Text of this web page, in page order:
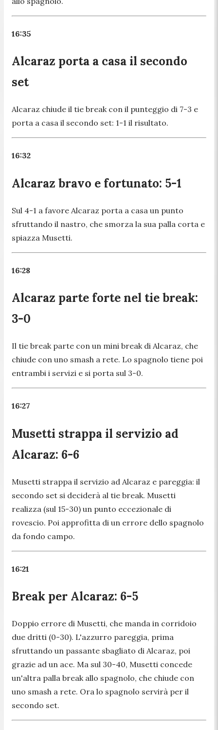
16:35
Alcaraz porta a casa il secondo
set
Alcaraz chiude il tie break con il punteggio di 7-3 e
porta a casa il secondo set: 1-1 il risultato.
16:32
Alcaraz bravo e fortunato: 5-1
Sul 4-1 a favore Alcaraz porta a casa un punto
sfruttando il nastro, che smorza la sua palla corta e
spiazza Musetti.
16:28
Alcaraz parte forte nel tie break:
3-0
Il tie break parte con un mini break di Alcaraz, che
chiude con uno smash a rete. Lo spagnolo tiene poi
entrambi i servizi e si porta sul 3-0.
16:27
Musetti strappa il servizio ad
Alcaraz: 6-6
Musetti strappa il servizio ad Alcaraz e pareggia: il
secondo set si deciderà al tie break. Musetti
realizza (sul 15-30) un punto eccezionale di
rovescio. Poi approfitta di un errore dello spagnolo
da fondo campo.
16:21
Break per Alcaraz: 6-5
Doppio errore di Musetti, che manda in corridoio
due dritti (0-30). L'azzurro pareggia, prima
sfruttando un passante sbagliato di Alcaraz, poi
grazie ad un ace. Ma sul 30-40, Musetti concede
un'altra palla break allo spagnolo, che chiude con
uno smash a rete. Ora lo spagnolo servirà per il
secondo set.